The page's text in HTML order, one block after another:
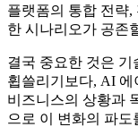
플랫폼의 통합 전략
한 시나리오가 공존
결국 중요한 것은 기
휩쓸리기보다, AI 에
비즈니스의 상황과
으로 이 변화의 파